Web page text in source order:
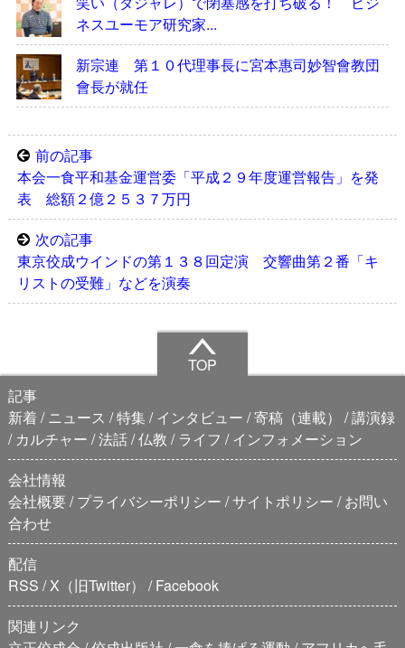
ネスユーモア研究家...
新宗連 第１０代理事長に宮本惠司妙智會教団
會長が就任
前の記事
本会一食平和基金運営委「平成２９年度運営報告」を発
表 総額２億２５３７万円
次の記事
東京佼成ウインドの第１３８回定演 交響曲第２番「キ
リストの受難」などを演奏
TOP
記事
新着
ニュース 特集 インタビュー 寄稿（連載）
講演録
カルチャー 法話 仏教 ライフ
インフォメーション
会社情報
会社概要 プライバシーポリシー サイトポリシー
お問い
合わせ
配信
RSS X（旧Twitter）
Facebook
関連リンク